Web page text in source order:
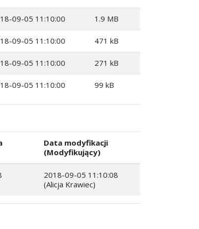
09-05 11:10:00 1.9 MB
09-05 11:10:00 471 kB
09-05 11:10:00 271 kB
09-05 11:10:00 99 kB
Data modyfikacji
(Modyfikujący)
2018-09-05 11:10:08
(Alicja Krawiec)